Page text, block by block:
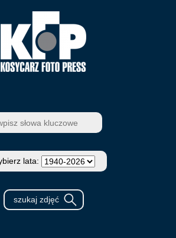
lata: